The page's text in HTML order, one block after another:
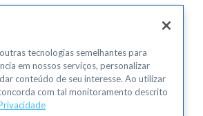
tecnologias semelhantes para
em nossos serviços, personalizar
conteúdo de seu interesse. Ao utilizar
com tal monitoramento descrito